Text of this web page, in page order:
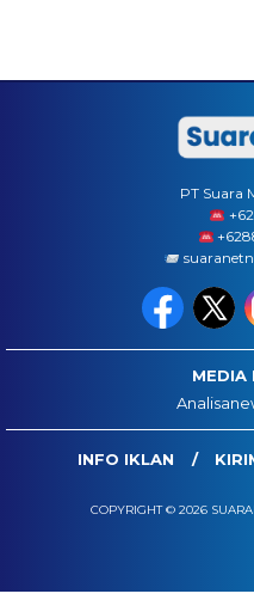
PT Suara
MEDIA
INFO IKLAN
COPYRIGHT © 2026